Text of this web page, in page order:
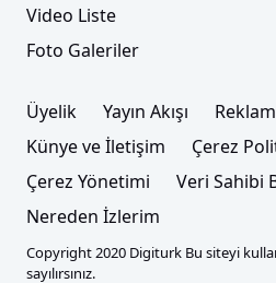
Video Liste
Foto Galeriler
Üyelik Yayın Akışı Reklam
Künye ve İletişim
Çerez
Çerez Yönetimi
Veri Sahibi
Nereden İzlerim
Copyright 2020 Digiturk Bu siteyi
sayılırsınız.